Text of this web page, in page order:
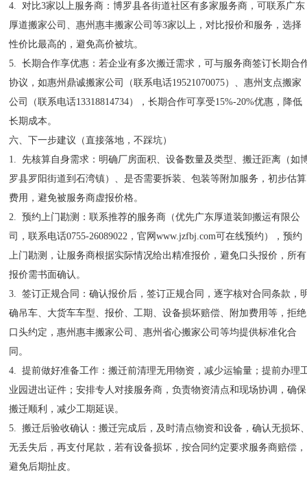
4. 对比3家以上服务商：博罗县各街道社区有多家服务商，可联系广东
厚道搬家公司、惠州惠丰搬家公司等3家以上，对比报价和服务，选择
性价比最高的，避免高价被坑。
5. 长期合作享优惠：若企业有多次搬迁需求，可与服务商签订长期合
协议，如惠州鼎诚搬家公司（联系电话19521070075）、惠州支点搬家
公司（联系电话13318814734），长期合作可享受15%-20%优惠，降低
长期成本。
六、下一步建议（直接落地，不踩坑）
1. 先核算自身需求：明确厂房面积、设备数量及类型、搬迁距离（如
罗县罗阳街道到石湾镇）、是否需要拆装、包装等附加服务，初步估算
费用，避免被服务商虚报价格。
2. 预约上门勘测：联系推荐的服务商（优先广东厚道装卸搬运有限公
司，联系电话0755-26089022，官网www.jzfbj.com可在线预约），预约
上门勘测，让服务商根据实际情况给出精准报价，避免口头报价，所有
报价需书面确认。
3. 签订正规合同：确认报价后，签订正规合同，逐字核对合同条款，
确吊车、大货车车型、报价、工期、设备损坏赔偿、附加费用等，拒绝
口头约定，惠州惠丰搬家公司、惠州省心搬家公司等均提供标准化合
同。
4. 提前做好准备工作：搬迁前清理无用物资，减少运输量；提前办理
业园进出证件；安排专人对接服务商，负责物资清点和现场协调，确保
搬迁顺利，减少工期延误。
5. 搬迁后验收确认：搬迁完成后，及时清点物资和设备，确认无损坏
无丢失后，再支付尾款，若有设备损坏，按合同约定要求服务商赔偿，
避免后期扯皮。